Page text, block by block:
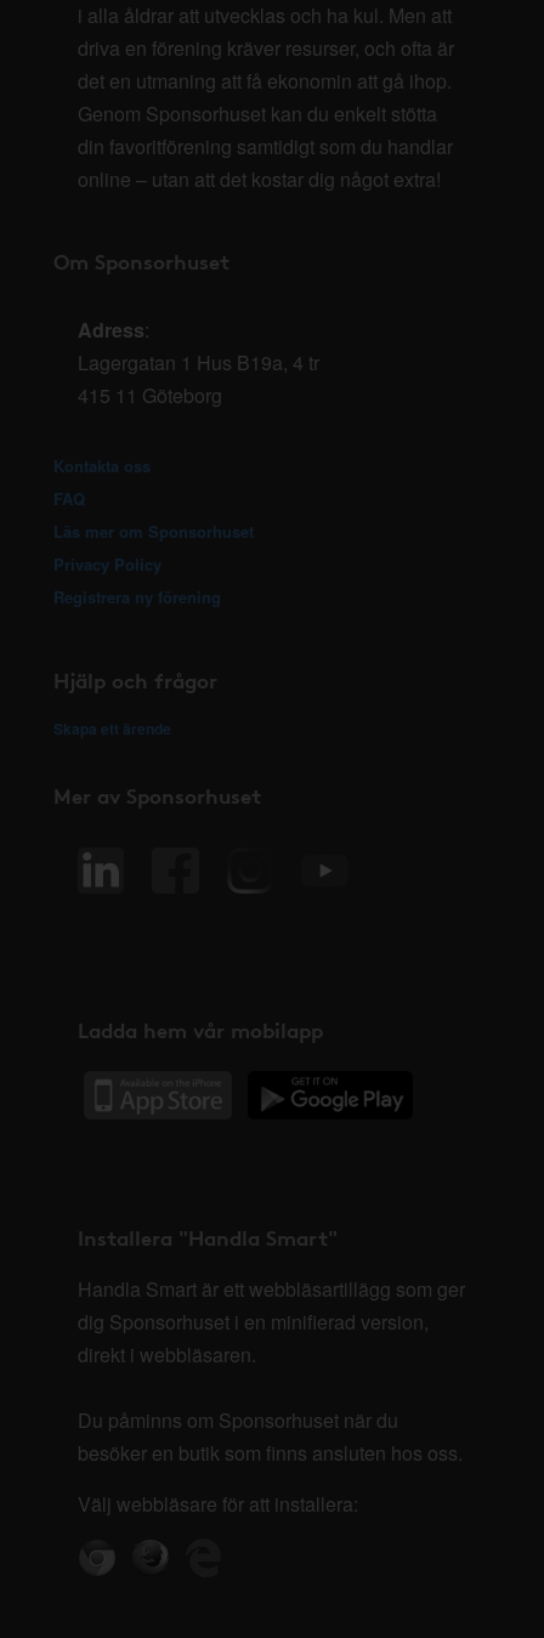
i alla åldrar att utvecklas och ha kul. Men att
driva en förening kräver resurser, och ofta är
det en utmaning att få ekonomin att gå ihop.
Genom Sponsorhuset kan du enkelt stötta
din favoritförening samtidigt som du handlar
online – utan att det kostar dig något extra!
Om Sponsorhuset
Adress:
Lagergatan 1 Hus B19a, 4 tr
415 11 Göteborg
Kontakta oss
FAQ
Läs mer om Sponsorhuset
Privacy Policy
Registrera ny förening
Hjälp och frågor
Skapa ett ärende
Mer av Sponsorhuset
Ladda hem vår mobilapp
Installera "Handla Smart"
Handla Smart är ett webbläsartillägg som ger
dig Sponsorhuset i en minifierad version,
direkt i webbläsaren.
Du påminns om Sponsorhuset när du
besöker en butik som finns ansluten hos oss.
Välj webbläsare för att installera: